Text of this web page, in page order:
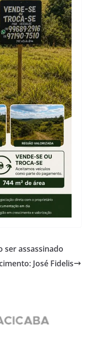
ser assassinado
José Fidelis